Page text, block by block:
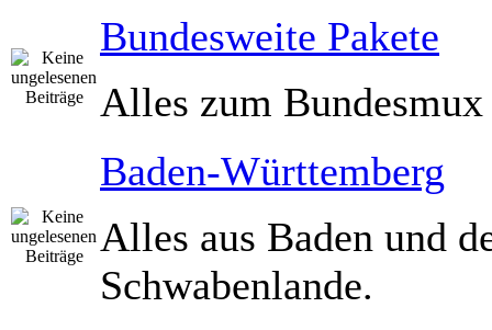
Bundesweite Pakete
Alles zum Bundesmux
Baden-Württemberg
Alles aus Baden und
Schwabenlande.